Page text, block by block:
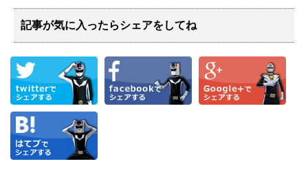
記事が気に入ったらシェアをしてね